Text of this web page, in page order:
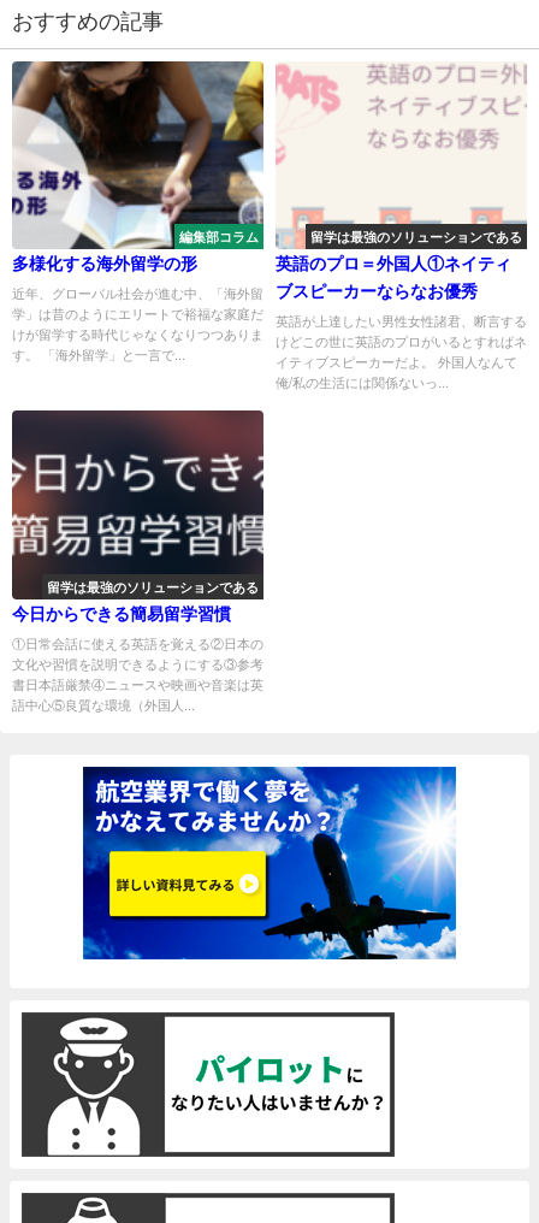
おすすめの記事
編集部コラム
多様化する海外留学の形
近年、グローバル社会が進む中、「海外留
学」は昔のようにエリートで裕福な家庭だ
けが留学する時代じゃなくなりつつありま
す。 「海外留学」と一言で...
留学は最強のソリューションである
英語のプロ＝外国人①ネイティ
ブスピーカーならなお優秀
英語が上達したい男性女性諸君、断言する
けどこの世に英語のプロがいるとすればネ
イティブスピーカーだよ。 外国人なんて
俺/私の生活には関係ないっ...
留学は最強のソリューションである
今日からできる簡易留学習慣
①日常会話に使える英語を覚える②日本の
文化や習慣を説明できるようにする③参考
書日本語厳禁④ニュースや映画や音楽は英
語中心⑤良質な環境（外国人...